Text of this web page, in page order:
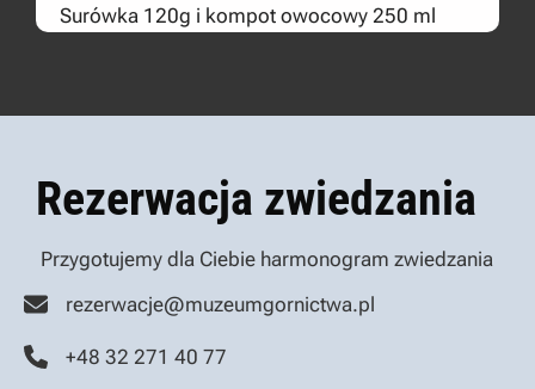
Surówka 120g i kompot owocowy 250 ml
Rezerwacja zwiedzania
Przygotujemy dla Ciebie harmonogram zwiedzania
rezerwacje@muzeumgornictwa.pl
+48 32 271 40 77